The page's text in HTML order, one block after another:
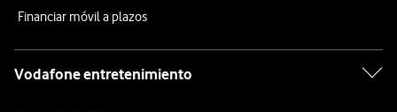
Financiar móvil a plazos
Vodafone entretenimiento